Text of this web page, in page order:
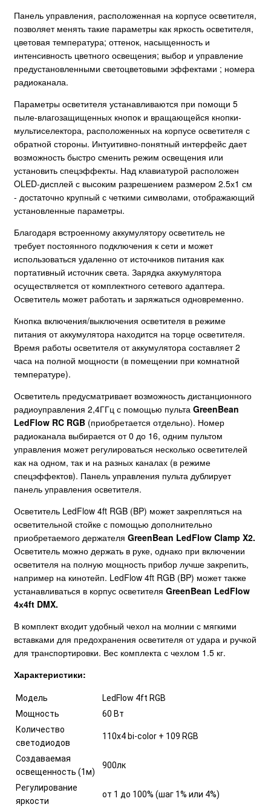
Панель управления, расположенная на корпусе осветителя,
позволяет менять такие параметры как яркость осветителя,
цветовая температура; оттенок, насыщенность и
интенсивность цветного освещения; выбор и управление
предустановленными светоцветовыми эффектами ; номера
радиоканала.
Параметры осветителя устанавливаются при помощи 5
пыле-влагозащищенных кнопок и вращающейся кнопки-
мультиселектора, расположенных на корпусе осветителя с
обратной стороны. Интуитивно-понятный интерфейс дает
возможность быстро сменить режим освещения или
установить спецэффекты. Над клавиатурой расположен
OLED-дисплей с высоким разрешением размером 2.5х1 см
- достаточно крупный с четкими символами, отображающий
установленные параметры.
Благодаря встроенному аккумулятору осветитель не
требует постоянного подключения к сети и может
использоваться удаленно от источников питания как
портативный источник света. Зарядка аккумулятора
осуществляется от комплектного сетевого адаптера.
Осветитель может работать и заряжаться одновременно.
Кнопка включения/выключения осветителя в режиме
питания от аккумулятора находится на торце осветителя.
Время работы осветителя от аккумулятора составляет 2
часа на полной мощности (в помещении при комнатной
температуре).
Осветитель предусматривает возможность дистанционного
радиоуправления 2,4ГГц с помощью пульта GreenBean
LedFlow RC RGB (приобретается отдельно). Номер
радиоканала выбирается от 0 до 16, одним пультом
управления может регулироваться несколько осветителей
как на одном, так и на разных каналах (в режиме
спецэффектов). Панель управления пульта дублирует
панель управления осветителя.
Осветитель LedFlow 4ft RGB (BP) может закрепляться на
осветительной стойке с помощью дополнительно
приобретаемого держателя GreenBean LedFlow Clamp X2.
Осветитель можно держать в руке, однако при включении
осветителя на полную мощность прибор лучше закрепить,
например на кинотейп. LedFlow 4ft RGB (BP) может также
устанавливаться в корпус осветителя GreenBean LedFlow
4х4ft DMX.
В комплект входит удобный чехол на молнии с мягкими
вставками для предохранения осветителя от удара и ручкой
для транспортировки. Вес комплекта с чехлом 1.5 кг.
Характеристики:
Модель
LedFlow 4ft RGB
Мощность
60 Вт
Количество
светодиодов
110х4 bi-color + 109 RGB
Создаваемая
освещенность (1м)
900лк
Регулирование
яркости
от 1 до 100% (шаг 1% или 4%)